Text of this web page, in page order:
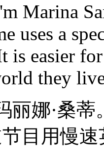
Marina
uses a
is easier
they
丽娜·桑
目用慢